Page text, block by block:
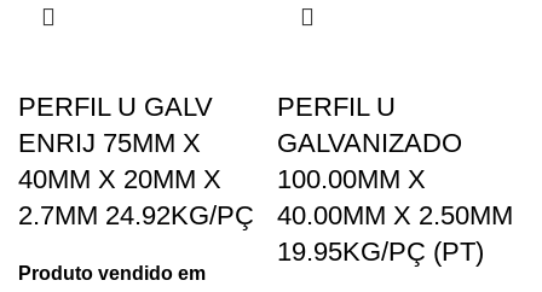
PERFIL U GALV
ENRIJ 75MM X
40MM X 20MM X
2.7MM 24.92KG/PÇ
Produto vendido em
PERFIL U
GALVANIZADO
100.00MM X
40.00MM X 2.50MM
19.95KG/PÇ (PT)